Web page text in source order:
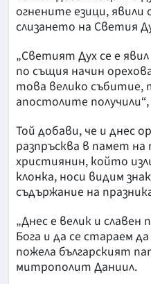
огнените езици,
слизането на Светия
„Светият Дух се е
по същия начин
това велико събитие,
апостолите
Той добави, че и днес
разпръсква в памет
християнин, който
клонка, носи видим
съдържание на
„Днес е велик и славен
Бога и да се стараем
пожела българският
митрополит Даниил.